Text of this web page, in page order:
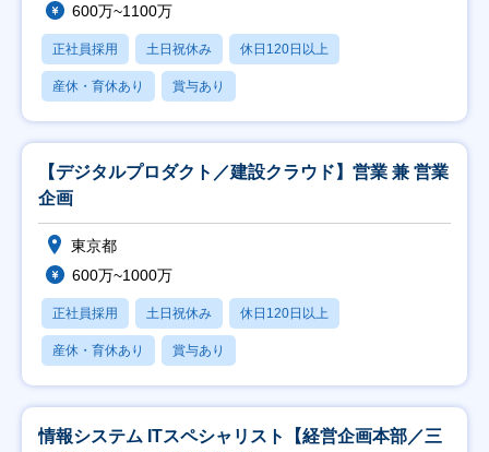
600万~1100万
正社員採用 土日祝休み 休日120日以上
産休・育休あり 賞与あり
【デジタルプロダクト／建設クラウド】営業 兼 営業
企画
東京都
600万~1000万
正社員採用 土日祝休み 休日120日以上
産休・育休あり 賞与あり
情報システム ITスペシャリスト【経営企画本部／三